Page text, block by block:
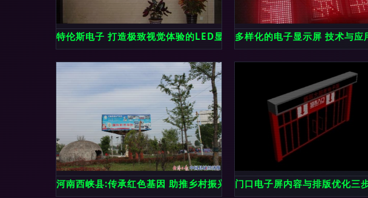
特伦斯电子 打造极致视觉体验的LED显示屏领航者多样化的电子显示屏 技术与应
河南西峡县:传承红色基因 助推乡村振兴 电子显示屏门口电子屏内容与排版优化三